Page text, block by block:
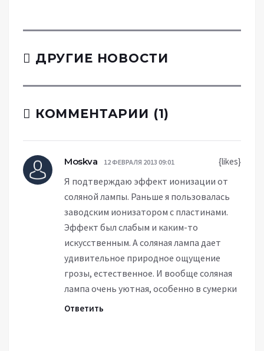
ДРУГИЕ НОВОСТИ
КОММЕНТАРИИ (1)
{likes}
Moskva 12 ФЕВРАЛЯ 2013 09:01
Я подтверждаю эффект ионизации от
соляной лампы. Раньше я пользовалась
заводским ионизатором с пластинами.
Эффект был слабым и каким-то
искусственным. А соляная лампа дает
удивительное природное ощущение
грозы, естественное. И вообще соляная
лампа очень уютная, особенно в сумерки
Ответить